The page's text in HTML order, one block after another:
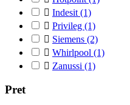
 Indesit (1)
 Privileg (1)
 Siemens (2)
 Whirlpool (1)
 Zanussi (1)
Pret